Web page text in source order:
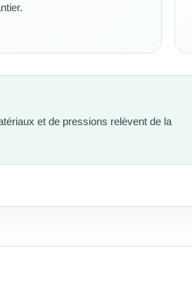
et de pressions relèvent de la